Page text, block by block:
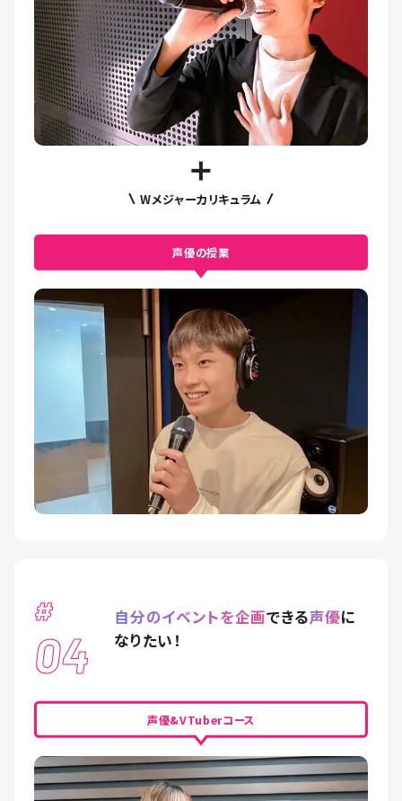
Wメジャーカリキュラム
声優の授業
#
04
自分のイベントを企画できる声優に
なりたい！
声優&VTuberコース